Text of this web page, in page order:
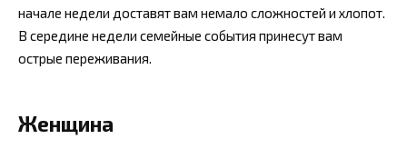
начале недели доставят вам немало сложностей и хлопот.
В середине недели семейные события принесут вам
острые переживания.
Женщина